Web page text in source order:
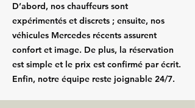
D’abord, nos chauffeurs sont
expérimentés et discrets ; ensuite, nos
véhicules Mercedes récents assurent
confort et image. De plus, la réservation
est simple et le prix est confirmé par écrit.
Enfin, notre équipe reste joignable 24/7.